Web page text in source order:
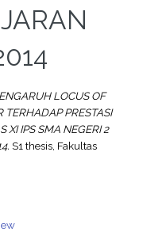
LOCUS OF
PRESTASI
XI IPS SMA NEGERI 2
S1 thesis, Fakultas